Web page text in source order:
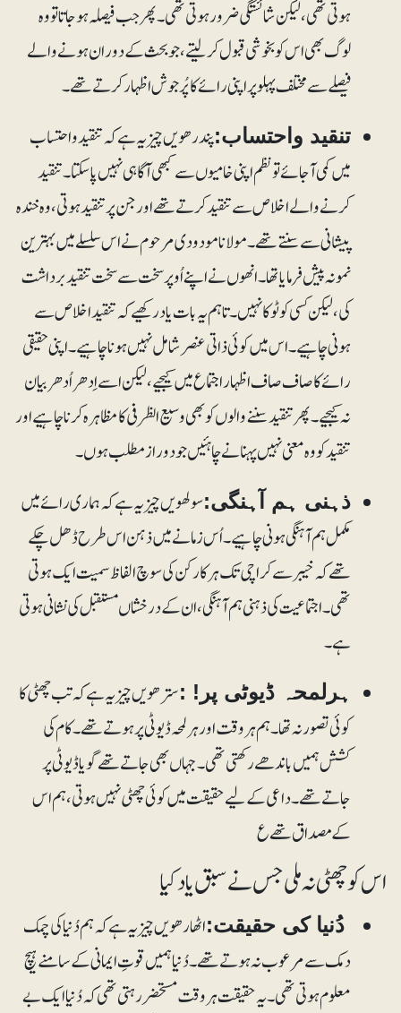
ہوتی تھی، لیکن شائستگی ضرور ہوتی تھی۔ پھر جب فیصلہ ہوجاتا تو وہ
لوگ بھی اس کو بخوشی قبول کرلیتے، جو بحث کے دوران ہونے والے
فیصلے سے مختلف پہلو پر اپنی رائے کا پُرجوش اظہار کرتے تھے۔
تنقید واحتساب:پندرھویں چیز یہ ہے کہ تنقید واحتساب
میں کمی آجائے تو نظم اپنی خامیوں سے کبھی آگاہی نہیں پاسکتا۔ تنقید
کرنے والے اخلاص سے تنقید کرتے تھے اور جن پر تنقید ہوتی ، وہ خندہ
پیشانی سے سنتے تھے۔ مولانا مودودی مرحوم نے اس سلسلے میں بہترین
نمونہ پیش فرمایا تھا۔ انھوں نے اپنے اُوپر سخت سے سخت تنقید برداشت
کی، لیکن کسی کو ٹوکا نہیں۔ تاہم یہ بات یاد رکھیے کہ تنقید اخلاص سے
ہونی چاہیے۔ اس میں کوئی ذاتی عنصرشامل نہیں ہونا چاہیے۔ اپنی حقیقی
رائے کا صاف صاف اظہار اجتماع میں کیجیے، لیکن اسے اِدھر اُدھر بیان
نہ کیجیے۔ پھر تنقید سننے والوں کو بھی وسیع الظرفی کا مظاہرہ کرنا چاہیے اور
تنقید کو وہ معنی نہیں پہنانے چاہئیں جو دوراز مطلب ہوں۔
ذہنی ہم آہنگی:سولھویں چیز یہ ہے کہ ہماری رائے میں
مکمل ہم آہنگی ہونی چاہیے۔ اُس زمانے میں ذہن اس طرح ڈھل چکے
تھے کہ خیبر سے کراچی تک ہر کارکن کی سوچ الفاظ سمیت ایک ہوتی
تھی۔ اجتماعیت کی ذہنی ہم آہنگی، ان کے درخشاں مستقبل کی نشانی ہوتی
ہے۔
ہرلمحہ ڈیوٹی پر! :سترھویں چیز یہ ہے کہ تب چھٹی کا
کوئی تصور نہ تھا۔ ہم ہروقت اور ہرلمحہ ڈیوٹی پر ہوتے تھے۔ کام کی
کشش ہمیں باندھے رکھتی تھی۔ جہاں بھی جاتے تھے گویا ڈیوٹی پر
جاتے تھے۔ داعی کے لیے حقیقت میں کوئی چھٹی نہیں ہوتی، ہم اس
کے مصداق تھے ع
اس کو چھٹی نہ ملی جس نے سبق یاد کیا
دُنیا کی حقیقت:اٹھارھویں چیز یہ ہے کہ ہم دُنیا کی چمک
دمک سے مرعوب نہ ہوتے تھے۔ دُنیا ہمیں قوتِ ایمانی کے سامنے ہیچ
معلوم ہوتی تھی۔ یہ حقیقت ہروقت مستحضر رہتی تھی کہ دُنیا ایک بے